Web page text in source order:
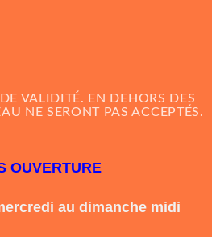
VALIDITÉ. EN DEHORS DES
NE SERONT PAS ACCEPTÉS.
OUVERTURE
au dimanche midi